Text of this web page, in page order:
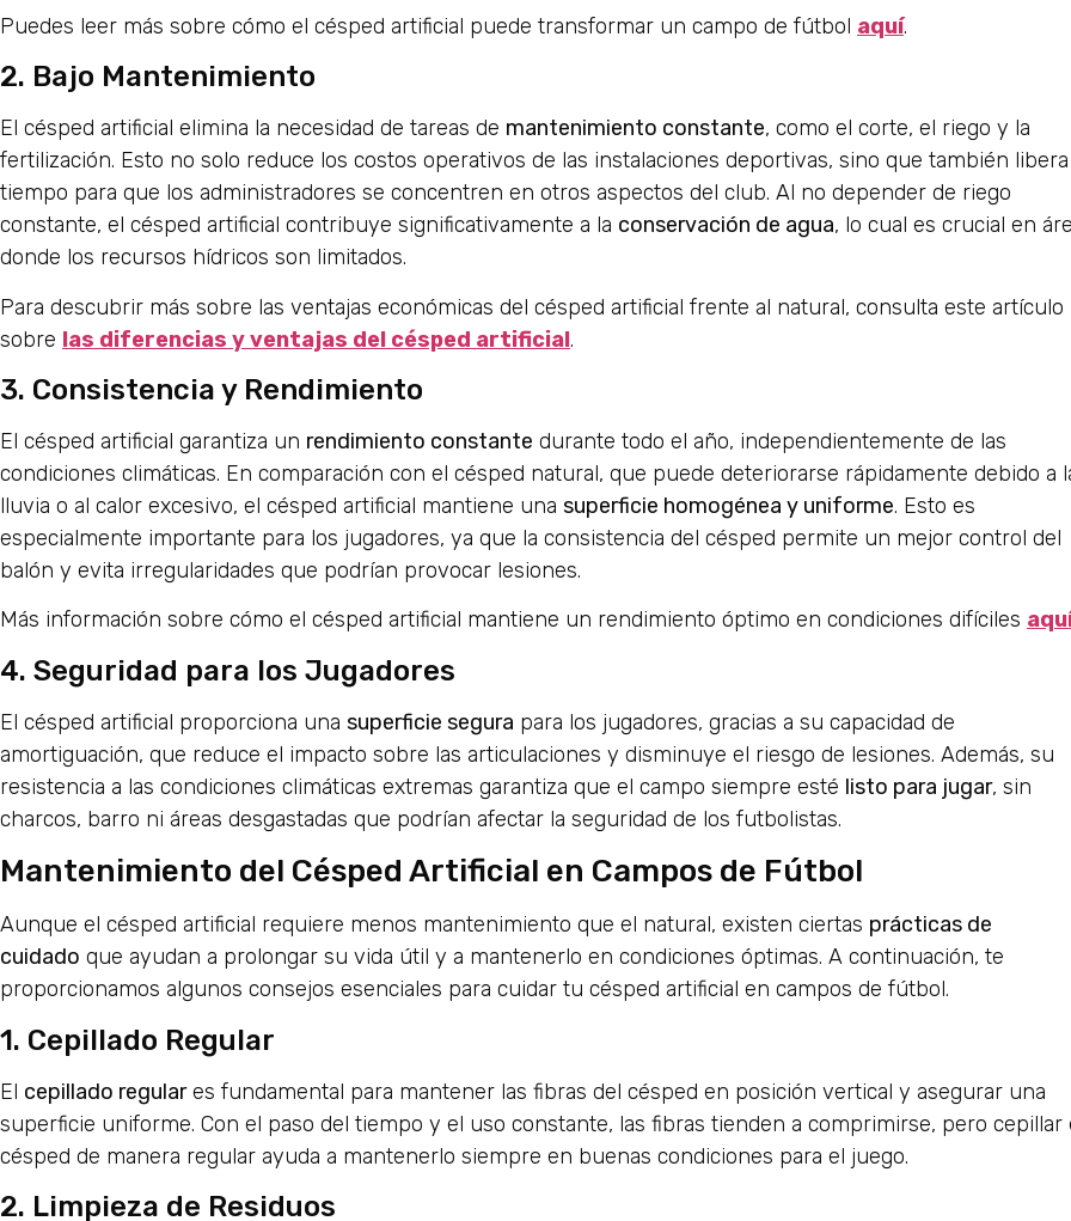
Puedes leer más sobre cómo el césped artificial puede transformar un campo de fútbol aquí.
2. Bajo Mantenimiento
El césped artificial elimina la necesidad de tareas de mantenimiento constante, como el corte, el riego y la
fertilización. Esto no solo reduce los costos operativos de las instalaciones deportivas, sino que también libera
tiempo para que los administradores se concentren en otros aspectos del club. Al no depender de riego
constante, el césped artificial contribuye significativamente a la conservación de agua, lo cual es crucial en
donde los recursos hídricos son limitados.
Para descubrir más sobre las ventajas económicas del césped artificial frente al natural, consulta este artículo
sobre las diferencias y ventajas del césped artificial.
3. Consistencia y Rendimiento
El césped artificial garantiza un rendimiento constante durante todo el año, independientemente de las
condiciones climáticas. En comparación con el césped natural, que puede deteriorarse rápidamente debido a
lluvia o al calor excesivo, el césped artificial mantiene una superficie homogénea y uniforme. Esto es
especialmente importante para los jugadores, ya que la consistencia del césped permite un mejor control del
balón y evita irregularidades que podrían provocar lesiones.
Más información sobre cómo el césped artificial mantiene un rendimiento óptimo en condiciones difíciles
4. Seguridad para los Jugadores
El césped artificial proporciona una superficie segura para los jugadores, gracias a su capacidad de
amortiguación, que reduce el impacto sobre las articulaciones y disminuye el riesgo de lesiones. Además, su
resistencia a las condiciones climáticas extremas garantiza que el campo siempre esté listo para jugar, sin
charcos, barro ni áreas desgastadas que podrían afectar la seguridad de los futbolistas.
Mantenimiento del Césped Artificial en Campos de Fútbol
Aunque el césped artificial requiere menos mantenimiento que el natural, existen ciertas prácticas de
cuidado que ayudan a prolongar su vida útil y a mantenerlo en condiciones óptimas. A continuación, te
proporcionamos algunos consejos esenciales para cuidar tu césped artificial en campos de fútbol.
1. Cepillado Regular
El cepillado regulares fundamental para mantener las fibras del césped en posición vertical y asegurar una
superficie uniforme. Con el paso del tiempo y el uso constante, las fibras tienden a comprimirse, pero cepillar
césped de manera regular ayuda a mantenerlo siempre en buenas condiciones para el juego.
2. Limpieza de Residuos